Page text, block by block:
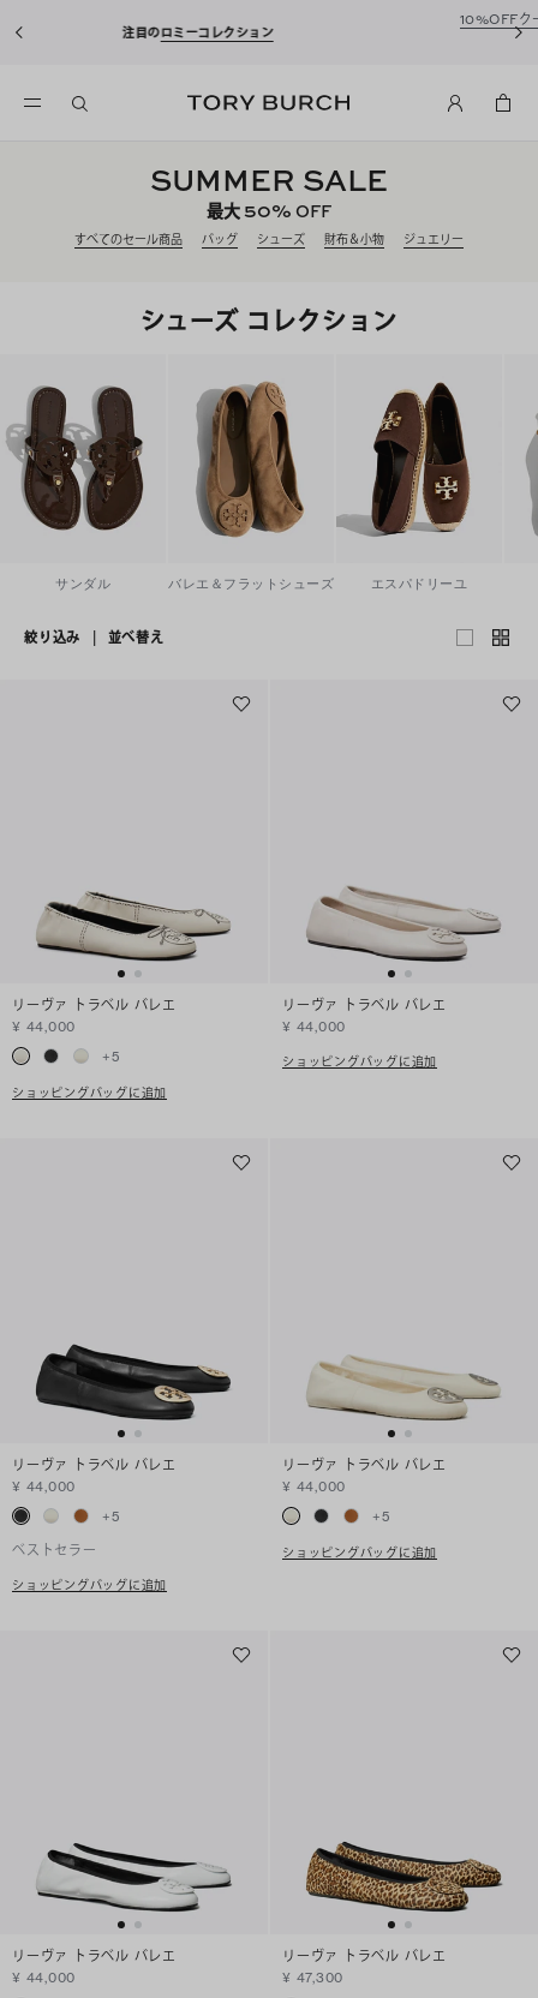
新規アカウント登録*で、20,000円(税
込)以上のお買い物にご利用いただけます。
SUMMER SALE
最大50% OFF
すべてのセール商品 バッグ シューズ 財布＆小物 ジュエリー
シューズ コレクション
サンダル バレエ＆フラットシューズ エスパドリーユ
絞り込み 並べ替え
リーヴァ トラベル バレエ
¥ 44,000
+5
ショッピングバッグに追加
リーヴァ トラベル バレエ
¥ 44,000
ショッピングバッグに追加
リーヴァ トラベル バレエ
¥ 44,000
+5
ベストセラー
ショッピングバッグに追加
リーヴァ トラベル バレエ
¥ 44,000
+5
ショッピングバッグに追加
リーヴァ トラベル バレエ
¥ 44,000
リーヴァ トラベル バレエ
¥ 47,300